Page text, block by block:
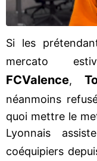
Si les
mercato
FCValence,
néanmoins
quoi mettre le
Lyonnais
coéquipiers